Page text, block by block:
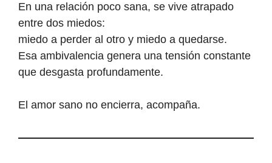
En una relación poco sana, se vive atrapado
entre dos miedos:
miedo a perder al otro y miedo a quedarse.
Esa ambivalencia genera una tensión constante
que desgasta profundamente.
El amor sano no encierra, acompaña.